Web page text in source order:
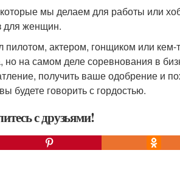
мы делаем для работы или
для женщин.
пилотом, актером, гонщиком или
на самом деле соревнования в
получить ваше одобрение и
будете говорить с гордостью.
с друзьями!